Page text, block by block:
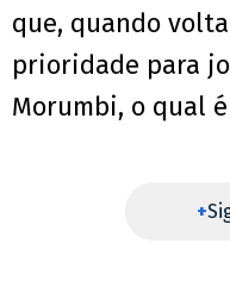
que, quando
prioridade para
Morumbi, o qual
+